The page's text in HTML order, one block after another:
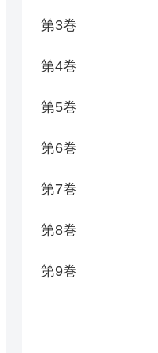
第3巻
第4巻
第5巻
第6巻
第7巻
第8巻
第9巻